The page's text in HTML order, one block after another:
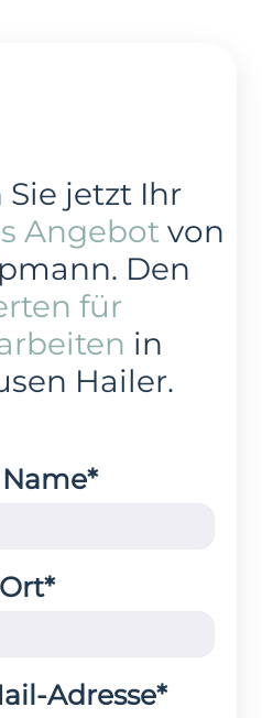
Sie jetzt Ihr
Angebotvon
Den
für
in
Hailer.
Ort*
Adresse*